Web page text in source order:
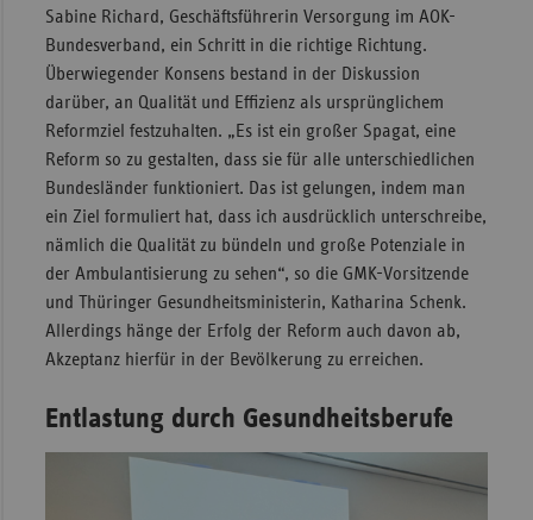
Sabine Richard, Geschäftsführerin Versorgung im AOK-
Bundesverband, ein Schritt in die richtige Richtung.
Überwiegender Konsens bestand in der Diskussion
darüber, an Qualität und Effizienz als ursprünglichem
Reformziel festzuhalten. „Es ist ein großer Spagat, eine
Reform so zu gestalten, dass sie für alle unterschiedlichen
Bundesländer funktioniert. Das ist gelungen, indem man
ein Ziel formuliert hat, dass ich ausdrücklich unterschreibe,
nämlich die Qualität zu bündeln und große Potenziale in
der Ambulantisierung zu sehen“, so die GMK-Vorsitzende
und Thüringer Gesundheitsministerin, Katharina Schenk.
Allerdings hänge der Erfolg der Reform auch davon ab,
Akzeptanz hierfür in der Bevölkerung zu erreichen.
Entlastung durch Gesundheitsberufe